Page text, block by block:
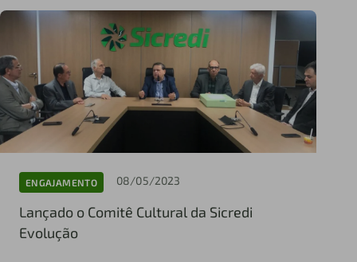
ENGAJAMENTO 08/05/2023
Lançado o Comitê Cultural da Sicredi
Evolução